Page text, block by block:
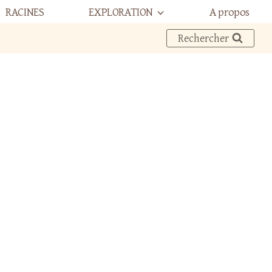
RACINES EXPLORATION A propos
Rechercher